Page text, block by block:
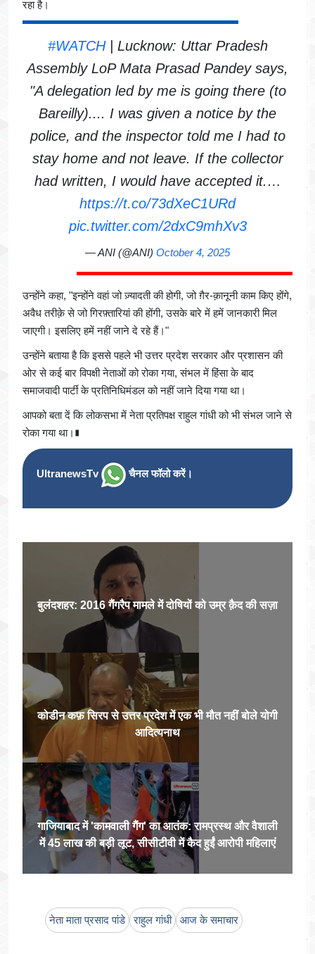
रहा है।
#WATCH| Lucknow: Uttar Pradesh
Assembly LoP Mata Prasad Pandey says,
"A delegation led by me is going there (to
Bareilly).... I was given a notice by the
police, and the inspector told me I had to
stay home and not leave. If the collector
had written, I would have accepted it.…
https://t.co/73dXeC1URd
pic.twitter.com/2dxC9mhXv3
— ANI (@ANI) October 4, 2025
उन्होंने कहा, "इन्होंने वहां जो ज़्यादती की होगी, जो ग़ैर-क़ानूनी काम किए होंगे,
अवैध तरीक़े से जो गिरफ़्तारियां की होंगी, उसके बारे में हमें जानकारी मिल
जाएगी। इसलिए हमें नहीं जाने दे रहे हैं।"
उन्होंने बताया है कि इससे पहले भी उत्तर प्रदेश सरकार और प्रशासन की
ओर से कई बार विपक्षी नेताओं को रोका गया, संभल में हिंसा के बाद
समाजवादी पार्टी के प्रतिनिधिमंडल को नहीं जाने दिया गया था।
आपको बता दें कि लोकसभा में नेता प्रतिपक्ष राहुल गांधी को भी संभल जाने से
रोका गया था।∎
UltranewsTv चैनल फॉलो करें।
बुलंदशहर: 2016 गैंगरैप मामले में दोषियों को उम्र क़ैद की सज़ा
कोडीन कफ़ सिरप से उत्तर प्रदेश में एक भी मौत नहीं बोले योगी
आदित्यनाथ
गाजियाबाद में 'कामवाली गैंग' का आतंक: रामप्रस्थ और वैशाली
में 45 लाख की बड़ी लूट, सीसीटीवी में कैद हुईं आरोपी महिलाएं
नेता माता प्रसाद पांडे राहुल गांधी आज के समाचार